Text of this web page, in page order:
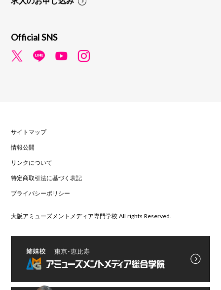
Official SNS
サイトマップ
情報公開
リンクについて
特定商取引法に基づく表記
プライバシーポリシー
大阪アミューズメントメディア専門学校 All rights Reserved.